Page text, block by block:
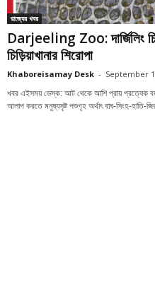
রাজ্যের খবর
Darjeeling Zoo: দার্জিলিং
চিড়িয়াখানার শিরোপা
Khaboreisamay Desk - September
খবর এইসময় ডেস্ক: আট থেকে আশি প্রায় প্রত্যেক
আলাপ করতে মনুষ্যসৃষ্ট পশুগৃহ অর্থাৎ বাঘ-সিংহ-হাতি-